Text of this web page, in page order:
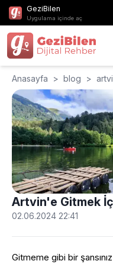
GeziBilen
Uygulama içinde aç
Anasayfa > blog >
Artvin'e Gitmek
02.06.2024 22:41
Gitmeme gibi bir